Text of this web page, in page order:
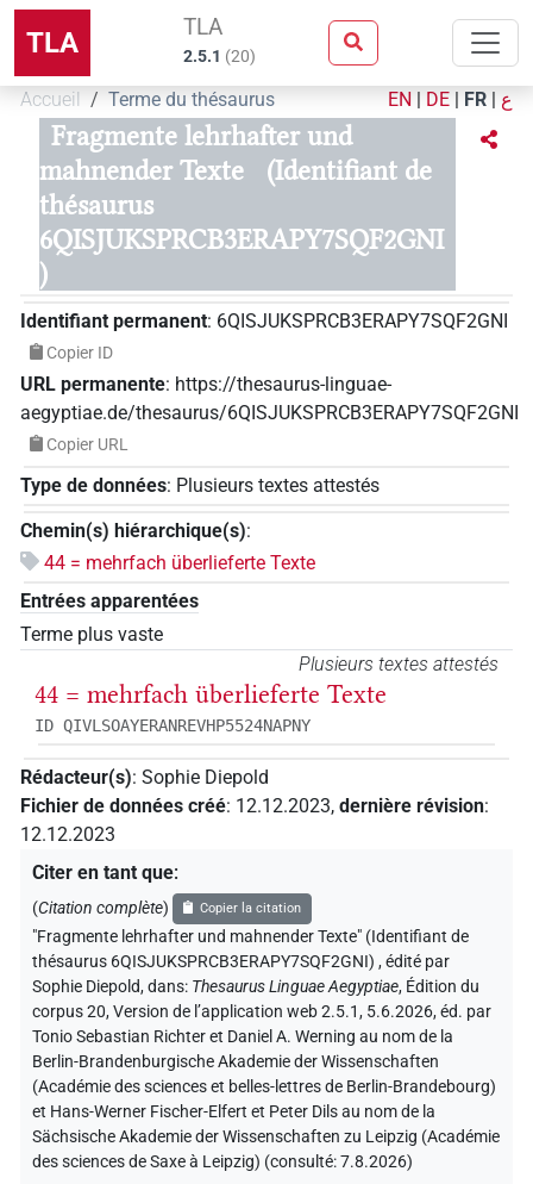
TLA TLA
2.5.1 (20)
Accueil Terme du thésaurus EN | DE | FR | ع
Fragmente lehrhafter und
mahnender Texte
(Identifiant de
thésaurus
6QISJUKSPRCB3ERAPY7SQF2GNI
)
Identifiant permanent: 6QISJUKSPRCB3ERAPY7SQF2GNI
Copier ID
URL permanente: https://thesaurus-linguae-
aegyptiae.de/thesaurus/6QISJUKSPRCB3ERAPY7SQF2GNI
Copier URL
Type de données: Plusieurs textes attestés
Chemin(s) hiérarchique(s):
44 = mehrfach überlieferte Texte
Entrées apparentées
Terme plus vaste
Plusieurs textes attestés
44 = mehrfach überlieferte Texte
ID QIVLSOAYERANREVHP5524NAPNY
Rédacteur(s): Sophie Diepold
Fichier de données créé: 12.12.2023, dernière révision:
12.12.2023
Citer en tant que:
(Citation complète) Copier la citation
"Fragmente lehrhafter und mahnender Texte" (Identifiant de
thésaurus 6QISJUKSPRCB3ERAPY7SQF2GNI) ,édité par
Sophie Diepold,dans: Thesaurus Linguae Aegyptiae, Édition du
corpus 20, Version de l’application web 2.5.1, 5.6.2026, éd. par
Tonio Sebastian Richter et Daniel A. Werning au nom de la
Berlin-Brandenburgische Akademie der Wissenschaften
(Académie des sciences et belles-lettres de Berlin-Brandebourg)
et Hans-Werner Fischer-Elfert et Peter Dils au nom de la
Sächsische Akademie der Wissenschaften zu Leipzig (Académie
des sciences de Saxe à Leipzig) (consulté:7.8.2026)